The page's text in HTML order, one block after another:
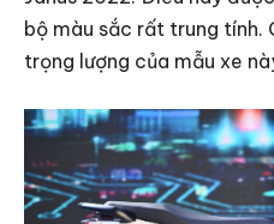
bộ màu sắc rất trung tính.
trọng lượng của mẫu xe